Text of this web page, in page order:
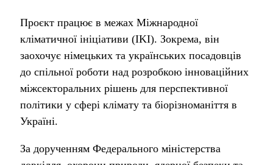
Проєкт працює в межах Міжнародної
кліматичної ініціативи (IKI). Зокрема, він
заохочує німецьких та українських посадовців
до спільної роботи над розробкою інноваційних
міжсекторальних рішень для перспективної
політики у сфері клімату та біорізноманіття в
Україні.
За дорученням Федерального міністерства